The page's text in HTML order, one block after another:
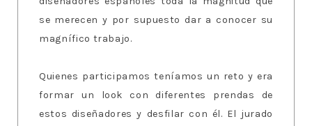
se merecen y por supuesto dar a conocer su
magnífico trabajo.
Quienes participamos teníamos un reto y era
formar un look con diferentes prendas de
estos diseñadores y desfilar con él. El jurado